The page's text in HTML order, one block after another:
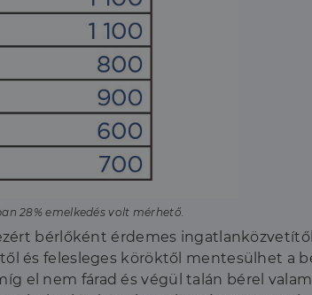
28% emelkedés volt mérhető.
bérlőként érdemes
és felesleges köröktől mentesülhet a
el nem fárad és végül talán bérel